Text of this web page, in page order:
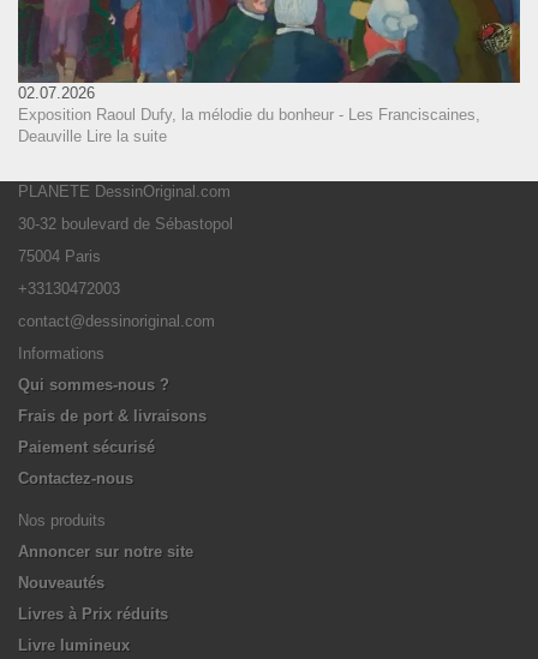
02.07.2026
Exposition Raoul Dufy, la mélodie du bonheur - Les Franciscaines,
Deauville
Lire la suite
PLANETE DessinOriginal.com
30-32 boulevard de Sébastopol
75004 Paris
+33130472003
contact@dessinoriginal.com
Informations
Qui sommes-nous ?
Frais de port & livraisons
Paiement sécurisé
Contactez-nous
Nos produits
Annoncer sur notre site
Nouveautés
Livres à Prix réduits
Livre lumineux